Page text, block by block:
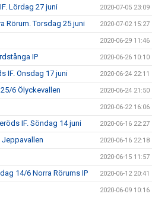
Lördag 27 juni 2020-07-05 23:09
Rörum. Torsdag 25 juni 2020-07-02 15:27
2020-06-29 11:46
IP 2020-06-26 10:10
IF. Onsdag 17 juni 2020-06-24 22:11
6 Ölyckevallen 2020-06-24 21:50
2020-06-22 16:06
IF. Söndag 14 juni 2020-06-16 22:27
2020-06-16 22:18
2020-06-15 11:57
14/6 Norra Rörums IP 2020-06-12 20:41
2020-06-09 10:16